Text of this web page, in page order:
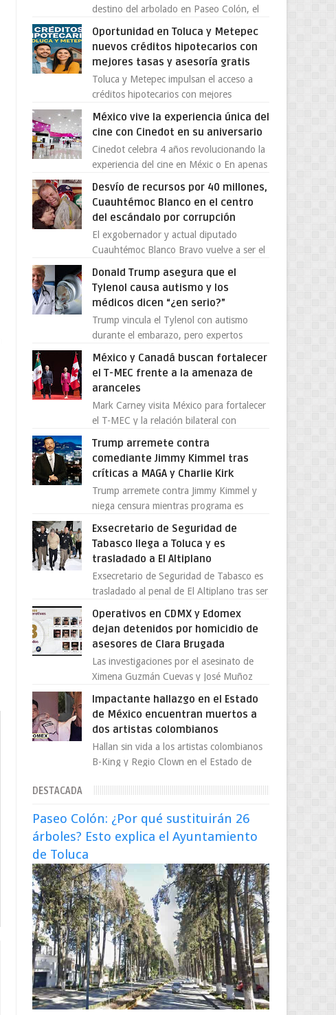
destino del arbolado en Paseo Colón, el
solo 26 ejemplares será...
Oportunidad en Toluca y Metepec
nuevos créditos hipotecarios con
mejores tasas y asesoría gratis
Toluca y Metepec impulsan el acceso a
créditos hipotecarios con mejores
emprendedores Con la creciente neces...
México vive la experiencia única del
cine con Cinedot en su aniversario
Cinedot celebra 4 años revolucionando la
experiencia del cine en Méxic o En apenas
cuatro años, Cinedot ha demostrado que
Desvío de recursos por 40 millones,
Cuauhtémoc Blanco en el centro
del escándalo por corrupción
El exgobernador y actual diputado
Cuauhtémoc Blanco Bravo vuelve a ser el
enfrentando señalamientos por...
Donald Trump asegura que el
Tylenol causa autismo y los
médicos dicen “¿en serio?”
Trump vincula el Tylenol con autismo
durante el embarazo, pero expertos
nuevo episodio de declaraciones...
México y Canadá buscan fortalecer
el T-MEC frente a la amenaza de
aranceles
Mark Carney visita México para fortalecer
el T-MEC y la relación bilateral con
provocada por la ofen...
Trump arremete contra
comediante Jimmy Kimmel tras
críticas a MAGA y Charlie Kirk
Trump arremete contra Jimmy Kimmel y
niega censura mientras programa es
programa Jimmy Kimmel Live! ...
Exsecretario de Seguridad de
Tabasco llega a Toluca y es
trasladado a El Altiplano
Exsecretario de Seguridad de Tabasco es
trasladado al penal de El Altiplano tras ser
Seguridad Públi...
Operativos en CDMX y Edomex
dejan detenidos por homicidio de
asesores de Clara Brugada
Las investigaciones por el asesinato de
Ximena Guzmán Cuevas y José Muñoz
de asesores de la jefa d...
Impactante hallazgo en el Estado
de México encuentran muertos a
dos artistas colombianos
Hallan sin vida a los artistas colombianos
B-King y Regio Clown en el Estado de
escena artística en...
DESTACADA
Paseo Colón: ¿Por qué sustituirán 26
árboles? Esto explica el Ayuntamiento
de Toluca